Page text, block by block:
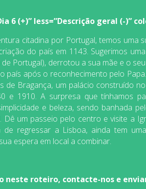
6 (+)” less=”Descrição geral (-)”
citadina por Portugal, temos uma
do país em 1143. Sugerimos
Portugal), derrotou a sua mãe e o
país após o reconhecimento pelo
de Bragança, um palácio construído
e 1910. A surpresa que tínhamos
e beleza, sendo banhada
Dê um passeio pelo centro e visite a
de regressar a Lisboa, ainda tem
espera em local a combinar.
neste roteiro, contacte-nos e